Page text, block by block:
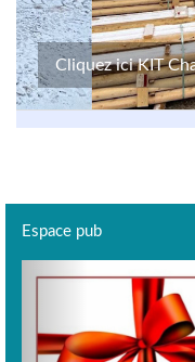
Cliquez ici KIT
Espace pub